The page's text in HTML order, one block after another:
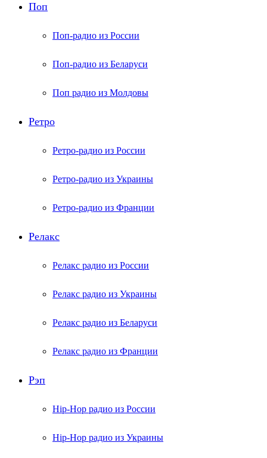
Поп
Поп-радио из России
Поп-радио из Беларуси
Поп радио из Молдовы
Ретро
Ретро-радио из России
Ретро-радио из Украины
Ретро-радио из Франции
Релакс
Релакс радио из России
Релакс радио из Украины
Релакс радио из Беларуси
Релакс радио из Франции
Рэп
Hip-Hop радио из России
Hip-Hop радио из Украины